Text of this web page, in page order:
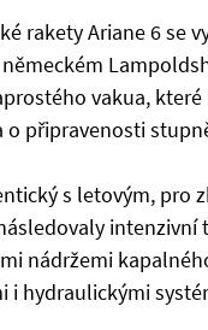
rakety Ariane 6 se
vakua,
připravenosti
s letovým, pro
nádržemi
hydraulickými